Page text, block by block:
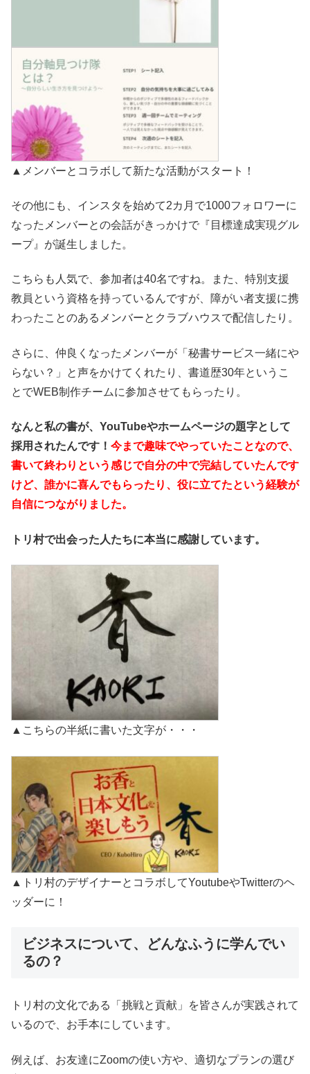
▲メンバーとコラボして新たな活動がスタート！
その他にも、インスタを始めて2カ月で1000フォロワーに
なったメンバーとの会話がきっかけで『目標達成実現グル
ープ』が誕生しました。
こちらも人気で、参加者は40名ですね。また、特別支援
教員という資格を持っているんですが、障がい者支援に携
わったことのあるメンバーとクラブハウスで配信したり。
さらに、仲良くなったメンバーが「秘書サービス一緒にや
らない？」と声をかけてくれたり、書道歴30年というこ
とでWEB制作チームに参加させてもらったり。
なんと私の書が、YouTubeやホームページの題字として
採用されたんです！ 今まで趣味でやっていたことなので、
書いて終わりという感じで自分の中で完結していたんです
けど、誰かに喜んでもらったり、役に立てたという経験が
自信につながりました。
トリ村で出会った人たちに本当に感謝しています。
▲こちらの半紙に書いた文字が・・・
▲トリ村のデザイナーとコラボしてYoutubeやTwitterのヘ
ッダーに！
ビジネスについて、どんなふうに学んでい
るの？
トリ村の文化である「挑戦と貢献」を皆さんが実践されて
いるので、お手本にしています。
例えば、お友達にZoomの使い方や、適切なプランの選び